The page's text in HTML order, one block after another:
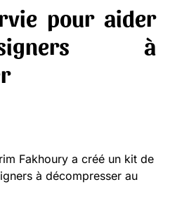
pour aider
à
Fakhoury a créé un kit de
à décompresser au